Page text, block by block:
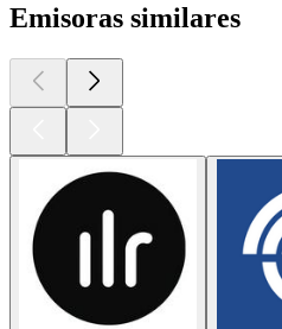
Emisoras similares